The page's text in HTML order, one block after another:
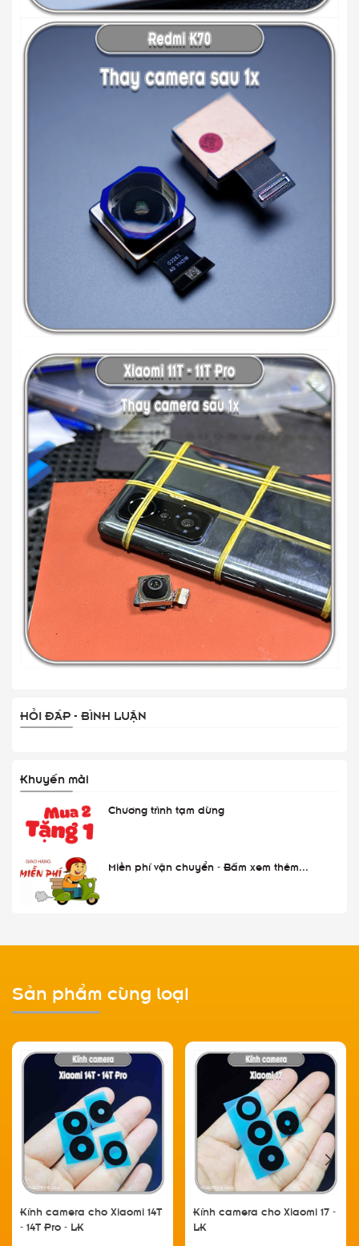
HỎI ĐÁP - BÌNH LUẬN
Khuyến mãi
Chương trình tạm dừng
Miễn phí vận chuyển - Bấm xem thêm...
Sản phẩm cùng loại
Kính camera cho Xiaomi 14T
- 14T Pro - LK
Kính camera cho Xiaomi 17 -
LK